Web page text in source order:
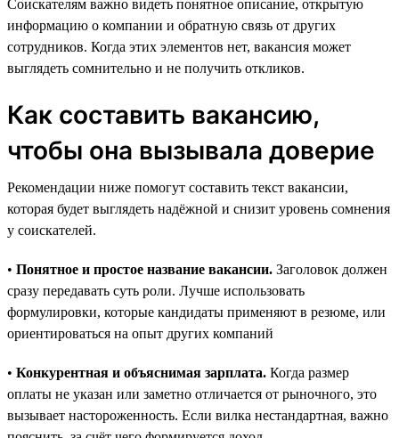
Соискателям важно видеть понятное описание, открытую
информацию о компании и обратную связь от других
сотрудников. Когда этих элементов нет, вакансия может
выглядеть сомнительно и не получить откликов.
Как составить вакансию,
чтобы она вызывала доверие
Рекомендации ниже помогут составить текст вакансии,
которая будет выглядеть надёжной и снизит уровень сомнения
у соискателей.
• Понятное и простое название вакансии. Заголовок должен
сразу передавать суть роли. Лучше использовать
формулировки, которые кандидаты применяют в резюме, или
ориентироваться на опыт других компаний
• Конкурентная и объяснимая зарплата. Когда размер
оплаты не указан или заметно отличается от рыночного, это
вызывает настороженность. Если вилка нестандартная, важно